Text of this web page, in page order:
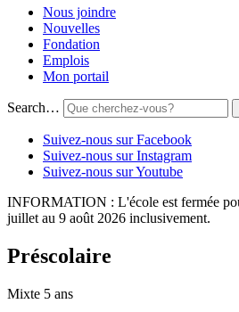
Nous joindre
Nouvelles
Fondation
Emplois
Mon portail
Search…
Suivez-nous sur Facebook
Suivez-nous sur Instagram
Suivez-nous sur Youtube
INFORMATION : L'école est fermée
juillet au 9 août 2026 inclusivement.
Préscolaire
Mixte 5 ans